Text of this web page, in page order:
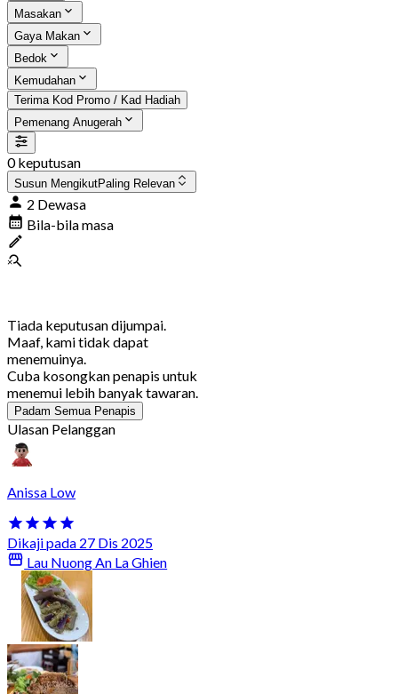
Masakan
Gaya Makan
Bedok
Kemudahan
Terima Kod Promo / Kad Hadiah
Pemenang Anugerah
0 keputusan
Susun MengikutPaling Relevan
2 Dewasa
Bila-bila masa
Tiada keputusan dijumpai.
Maaf, kami tidak dapat
menemuinya.
Cuba kosongkan penapis untuk
menemui lebih banyak tawaran.
Padam Semua Penapis
Ulasan Pelanggan
Anissa Low
Dikaji pada 27 Dis 2025
Lau Nuong An La Ghien